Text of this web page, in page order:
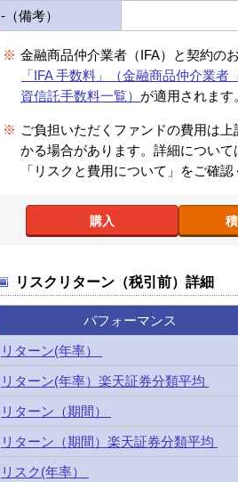
-（備考）
※ 金融商品仲介業者（IFA）と契約のお
「IFA 手数料」（金融商品仲介業者
資信託手数料一覧） が適用されます
※ ご負担いただくファンドの費用は上
かる場合があります。詳細について
「リスクと費用について」をご確認
購入
リスクリターン（税引前）詳細
パフォーマンス
リターン(年率）
リターン(年率）楽天証券分類平均
リターン（期間）
リターン（期間）楽天証券分類平均
リスク(年率）